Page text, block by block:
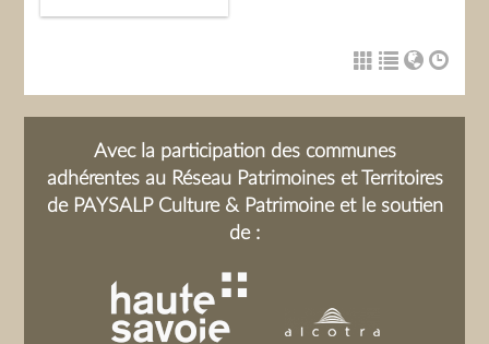
Avec la participation des communes
adhérentes au Réseau Patrimoines et Territoires
de PAYSALP Culture & Patrimoine et le soutien
de :